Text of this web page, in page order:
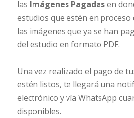
las Imágenes Pagadasen
estudios que estén en proceso
las imágenes que ya se han
del estudio en formato PDF.
Una vez realizado el pago de
estén listos, te llegará una
electrónico y vía WhatsApp
disponibles.